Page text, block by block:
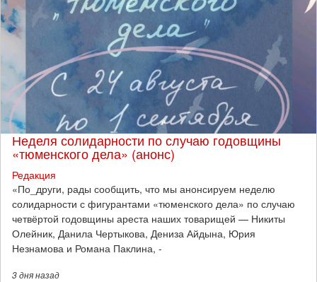
Неделя солидарности по случаю годовщины
«тюменского дела» (анонс)
Редакция
​«По_други, рады сообщить, что мы анонсируем неделю
солидарности с фигурантами «тюменского дела» по случаю
четвёртой годовщины ареста наших товарищей — Никиты
Олейник, Данила Чертыкова, Дениза Айдына, Юрия
Незнамова и Романа Паклина, -
3 дняназад